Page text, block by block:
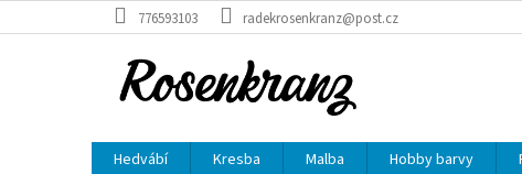
na
776593103 radekrosenkranz@post.cz
Hedvábí Kresba Malba Hobby barvy